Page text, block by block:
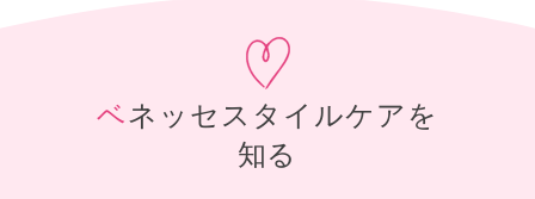
ベネッセスタイルケアを
知る